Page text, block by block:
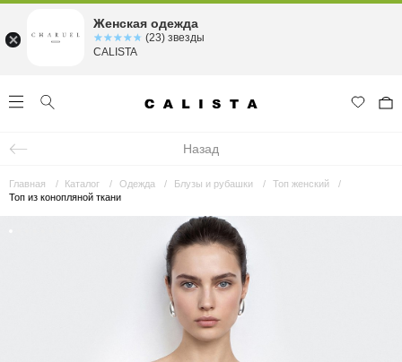
Назад
Главная Каталог Одежда Блузы и рубашки
Топ женский
Топ из конопляной ткани
Женская одежда
☆☆☆☆☆
★★★★★ (23) звезды
CALISTA